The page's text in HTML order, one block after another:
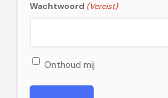
Wachtwoord (Vereist)
Onthoud mij